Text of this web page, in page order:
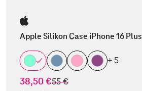
Apple Silikon Case iPhone 16 Plus
+ 5
38,50 €statt
55 €